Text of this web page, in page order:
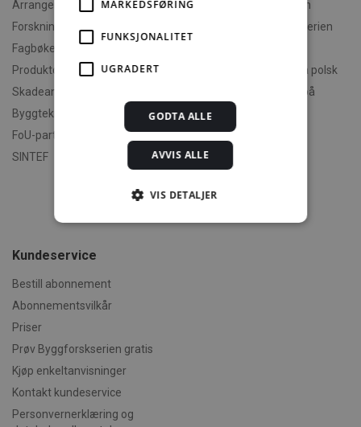
Arrangementer og kurs
Forskningsrapporter
Fagbøker og nettkurs
Produktdokumentasjon
Skadeanalyse
Byggteknisk spesialrådgivning
FoU-partner
SINTEF
Hva er Byggforskserien
Finn fram i Byggforskserien
Polski - informasjon på polsk
English - informasjon på
Om byggereglene
Humorforvaltning
Klikk og finn
Filmer
Kundeservice
Bestill abonnement
Abonnementsvilkår
Priser
Prøv Byggforskserien gratis
Kjøp enkeltanvisninger
Kontakt kundeservice
Personvernerklæring og
MARKEDSFØRING
FUNKSJONALITET
UGRADERT
GODTA ALLE
AVVIS ALLE
VIS DETALJER
Markedsføring
kjernefunksjoner på nettstedet, som
brukerinnlogging og kontoadministrasjon.
Nettstedet kan ikke brukes riktig uten strengt
nødvendige informasjonskapsler.
Navn